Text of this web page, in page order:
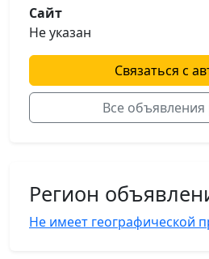
Сайт
Не указан
Связаться с
Все объявления
Регион
Не имеет географической